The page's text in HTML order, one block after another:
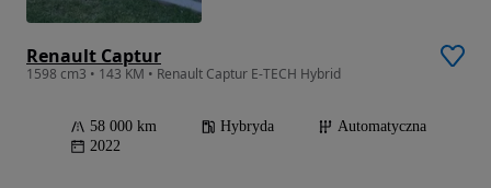
Renault Captur
1598 cm3 • 143 KM • Renault Captur E-TECH Hybrid
58 000 km Hybryda
Automatyczna
2022